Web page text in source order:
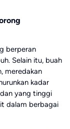
berperan
Selain itu, buah
meredakan
kadar
yang tinggi
dalam berbagai